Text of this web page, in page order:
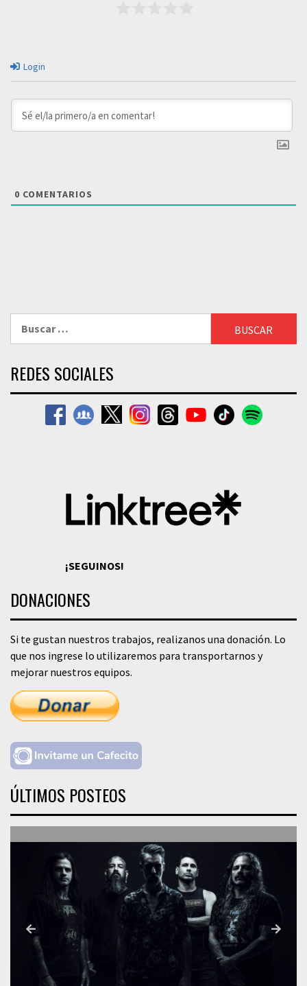
Login
0 COMENTARIOS
REDES SOCIALES
¡SEGUINOS!
DONACIONES
Si te gustan nuestros trabajos, realizanos una donación. Lo
que nos ingrese lo utilizaremos para transportarnos y
mejorar nuestros equipos.
ÚLTIMOS POSTEOS